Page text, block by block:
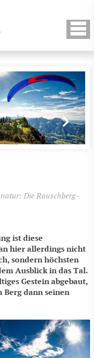
Die Rauschberg-
ist diese
hier allerdings nicht
sondern höchsten
Ausblick in das Tal.
Gestein abgebaut,
Berg dann seinen